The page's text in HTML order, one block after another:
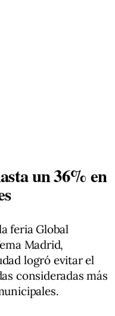
un 36% en
feria Global
Madrid,
logró evitar el
consideradas más